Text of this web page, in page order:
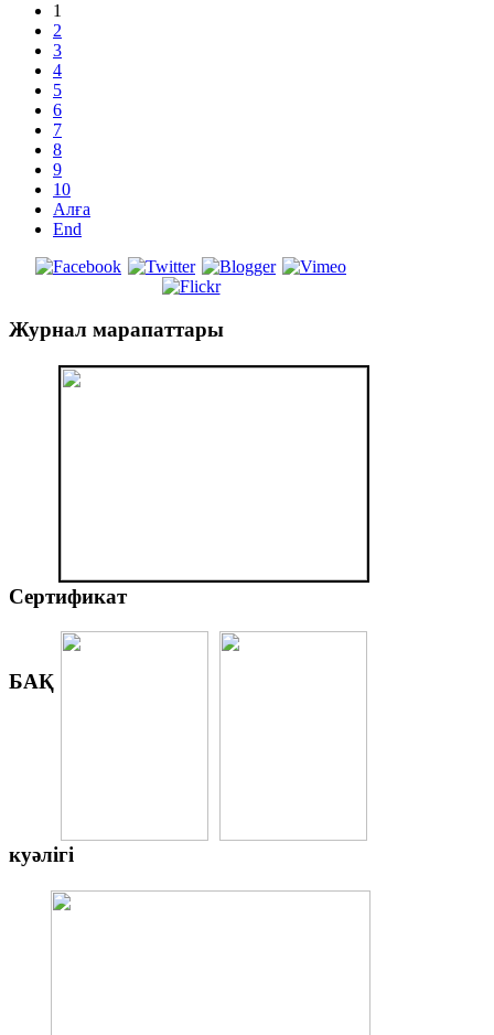
1
2
3
4
5
6
7
8
9
10
Алға
End
Журнал марапаттары
Сертификат
БАҚ
куәлігі